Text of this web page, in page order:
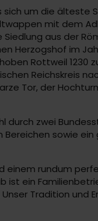
sich um die älteste
mit dem
aus der
Herzogshof im
Rottweil 1230
Reichskreis
Tor, der
durch zwei
sowie ein
rundum
ist ein
Tradition und